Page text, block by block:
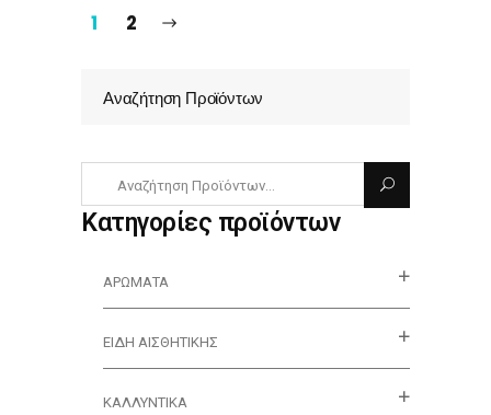
1
2
Αναζήτηση Προϊόντων
Κατηγορίες προϊόντων
ΑΡΏΜΑΤΑ
ΕΊΔΗ ΑΙΣΘΗΤΙΚΉΣ
ΚΑΛΛΥΝΤΙΚΆ